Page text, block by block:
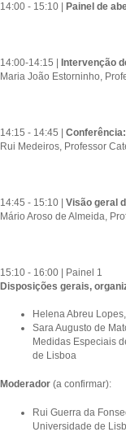
14:00 - 15:10 | Painel de
14:00-14:15 | Intervenção
Maria João Estorninho,
14:15 - 14:45 |
Rui Medeiros, Professor
14:45 - 15:10 | Visão geral
Mário Aroso de Almeida,
15:10 - 16:00 | Painel 1
Disposições gerais,
Helena Abreu
Sara Augusto de
Medidas Especiais
de Lisboa
Moderador (a confirmar):
Rui Guerra da
Universidade de